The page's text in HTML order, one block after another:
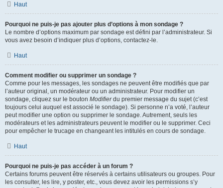
Haut
Pourquoi ne puis-je pas ajouter plus d’options à mon sondage ?
Le nombre d’options maximum par sondage est défini par l’administrateur. Si
vous avez besoin d’indiquer plus d’options, contactez-le.
Haut
Comment modifier ou supprimer un sondage ?
Comme pour les messages, les sondages ne peuvent être modifiés que par
l’auteur original, un modérateur ou un administrateur. Pour modifier un
sondage, cliquez sur le bouton Modifierdu premier message du sujet (c’est
toujours celui auquel est associé le sondage). Si personne n’a voté, l’auteur
peut modifier une option ou supprimer le sondage. Autrement, seuls les
modérateurs et les administrateurs peuvent le modifier ou le supprimer. Ceci
pour empêcher le trucage en changeant les intitulés en cours de sondage.
Haut
Pourquoi ne puis-je pas accéder à un forum ?
Certains forums peuvent être réservés à certains utilisateurs ou groupes. Pour
les consulter, les lire, y poster, etc., vous devez avoir les permissions s’y